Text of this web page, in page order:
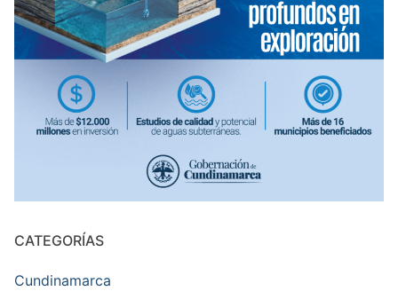
CATEGORÍAS
Cundinamarca